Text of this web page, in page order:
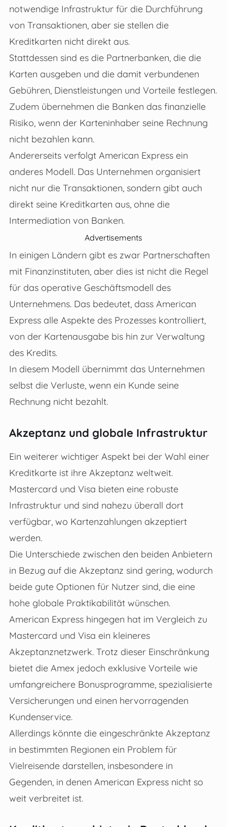
notwendige Infrastruktur für die Durchführung
von Transaktionen, aber sie stellen die
Kreditkarten nicht direkt aus.
Stattdessen sind es die Partnerbanken, die die
Karten ausgeben und die damit verbundenen
Gebühren, Dienstleistungen und Vorteile festlegen.
Zudem übernehmen die Banken das finanzielle
Risiko, wenn der Karteninhaber seine Rechnung
nicht bezahlen kann.
Andererseits verfolgt American Express ein
anderes Modell. Das Unternehmen organisiert
nicht nur die Transaktionen, sondern gibt auch
direkt seine Kreditkarten aus, ohne die
Intermediation von Banken.
Advertisements
In einigen Ländern gibt es zwar Partnerschaften
mit Finanzinstituten, aber dies ist nicht die Regel
für das operative Geschäftsmodell des
Unternehmens. Das bedeutet, dass American
Express alle Aspekte des Prozesses kontrolliert,
von der Kartenausgabe bis hin zur Verwaltung
des Kredits.
In diesem Modell übernimmt das Unternehmen
selbst die Verluste, wenn ein Kunde seine
Rechnung nicht bezahlt.
Akzeptanz und globale Infrastruktur
Ein weiterer wichtiger Aspekt bei der Wahl einer
Kreditkarte ist ihre Akzeptanz weltweit.
Mastercard und Visa bieten eine robuste
Infrastruktur und sind nahezu überall dort
verfügbar, wo Kartenzahlungen akzeptiert
werden.
Die Unterschiede zwischen den beiden Anbietern
in Bezug auf die Akzeptanz sind gering, wodurch
beide gute Optionen für Nutzer sind, die eine
hohe globale Praktikabilität wünschen.
American Express hingegen hat im Vergleich zu
Mastercard und Visa ein kleineres
Akzeptanznetzwerk. Trotz dieser Einschränkung
bietet die Amex jedoch exklusive Vorteile wie
umfangreichere Bonusprogramme, spezialisierte
Versicherungen und einen hervorragenden
Kundenservice.
Allerdings könnte die eingeschränkte Akzeptanz
in bestimmten Regionen ein Problem für
Vielreisende darstellen, insbesondere in
Gegenden, in denen American Express nicht so
weit verbreitet ist.